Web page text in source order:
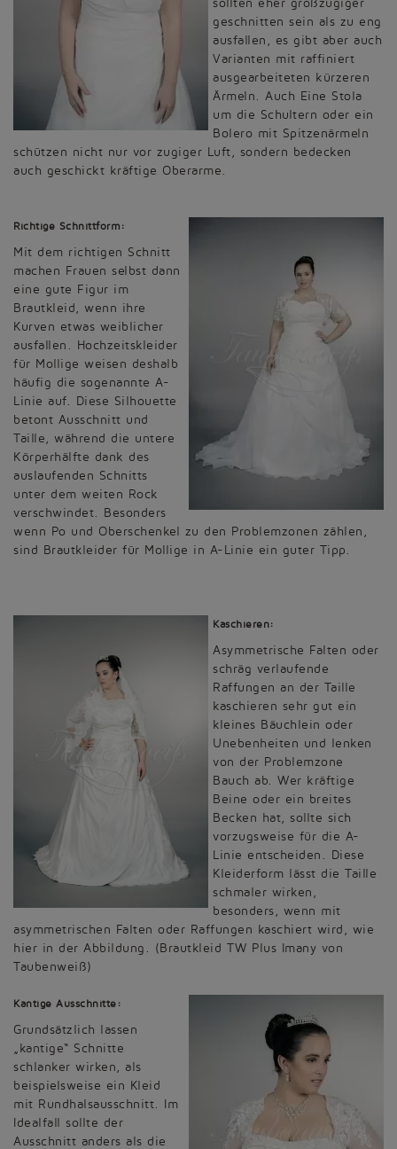
sollten eher großzügiger
geschnitten sein als zu eng
ausfallen, es gibt aber auch
Varianten mit raffiniert
ausgearbeiteten kürzeren
Ärmeln. Auch Eine Stola
um die Schultern oder ein
Bolero mit Spitzenärmeln
schützen nicht nur vor zugiger Luft, sondern bedecken
auch geschickt kräftige Oberarme.
Richtige Schnittform:
Mit dem richtigen Schnitt
machen Frauen selbst dann
eine gute Figur im
Brautkleid, wenn ihre
Kurven etwas weiblicher
ausfallen. Hochzeitskleider
für Mollige weisen deshalb
häufig die sogenannte A-
Linie auf. Diese Silhouette
betont Ausschnitt und
Taille, während die untere
Körperhälfte dank des
auslaufenden Schnitts
unter dem weiten Rock
verschwindet. Besonders
wenn Po und Oberschenkel zu den Problemzonen zählen,
sind Brautkleider für Mollige in A-Linie ein guter Tipp.
Kaschieren:
Asymmetrische Falten oder
schräg verlaufende
Raffungen an der Taille
kaschieren sehr gut ein
kleines Bäuchlein oder
Unebenheiten und lenken
von der Problemzone
Bauch ab. Wer kräftige
Beine oder ein breites
Becken hat, sollte sich
vorzugsweise für die A-
Linie entscheiden. Diese
Kleiderform lässt die Taille
schmaler wirken,
besonders, wenn mit
asymmetrischen Falten oder Raffungen kaschiert wird, wie
hier in der Abbildung. (Brautkleid TW Plus Imany von
Taubenweiß)
Kantige Ausschnitte:
Grundsätzlich lassen
„kantige“ Schnitte
schlanker wirken, als
beispielsweise ein Kleid
mit Rundhalsausschnitt. Im
Idealfall sollte der
Ausschnitt anders als die